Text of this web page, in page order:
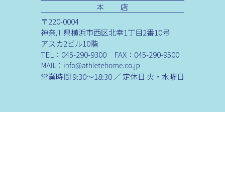
本 店
〒220-0004
神奈川県横浜市西区北幸1丁目2番10号
アスカ2ビル10階
TEL：045-290-9300 FAX：045-290-9500
営業時間 9:30～18:30 ／ 定休日 火・水曜日